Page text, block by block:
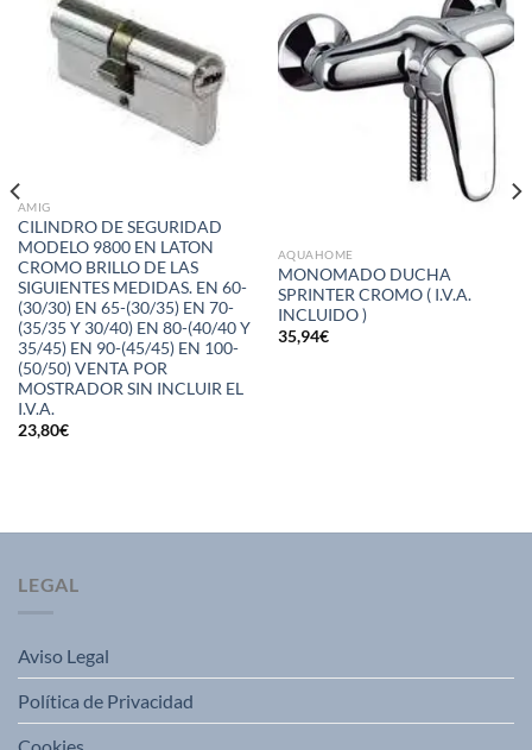
deseos
AMIG
CILINDRO DE SEGURIDAD
MODELO 9800 EN LATON
CROMO BRILLO DE LAS
SIGUIENTES MEDIDAS. EN 60-
(30/30) EN 65-(30/35) EN 70-
(35/35 Y 30/40) EN 80-(40/40 Y
35/45) EN 90-(45/45) EN 100-
(50/50) VENTA POR
MOSTRADOR SIN INCLUIR EL
I.V.A.
23,80€
Añadir
a la
lista de
deseos
AQUAHOME
MONOMADO DUCHA
SPRINTER CROMO ( I.V.A.
INCLUIDO )
35,94€
LEGAL
Aviso Legal
Política de Privacidad